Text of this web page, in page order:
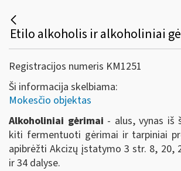
Registracijos numeris KM1251
Ši informacija skelbiama:
Mokesčio objektas
Alkoholiniai gėrimai - alus, vynas iš
kiti fermentuoti gėrimai ir tarpiniai
apibrėžti Akcizų įstatymo 3 str. 8, 20,
ir 34 dalyse.